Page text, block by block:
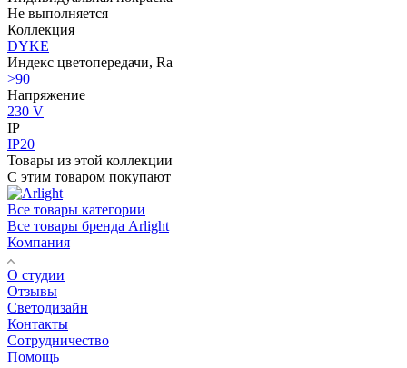
Не выполняется
Коллекция
DYKE
Индекс цветопередачи, Ra
>90
Напряжение
230 V
IP
IP20
Товары из этой коллекции
С этим товаром покупают
Все товары категории
Все товары бренда Arlight
Компания
О студии
Отзывы
Светодизайн
Контакты
Сотрудничество
Помощь